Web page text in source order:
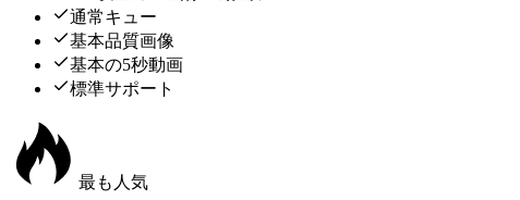
通常キュー
基本品質画像
基本の5秒動画
標準サポート
最も人気